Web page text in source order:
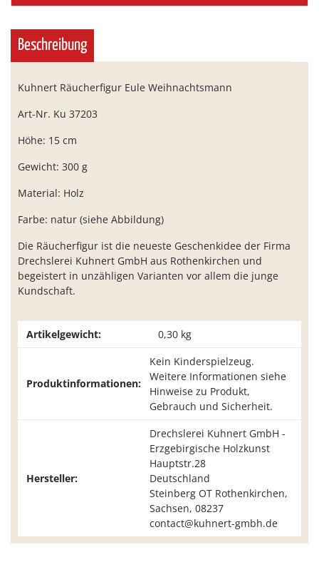
Beschreibung
Kuhnert Räucherfigur Eule Weihnachtsmann
Art-Nr. Ku 37203
Höhe: 15 cm
Gewicht: 300 g
Material: Holz
Farbe: natur (siehe Abbildung)
Die Räucherfigur ist die neueste Geschenkidee der Firma
Drechslerei Kuhnert GmbH aus Rothenkirchen und
begeistert in unzähligen Varianten vor allem die junge
Kundschaft.
Artikelgewicht: 0,30 kg
Produktinformationen:
Kein Kinderspielzeug.
Weitere Informationen siehe
Hinweise zu Produkt,
Gebrauch und Sicherheit.
Hersteller:
Drechslerei Kuhnert GmbH -
Erzgebirgische Holzkunst
Hauptstr.28
Deutschland
Steinberg OT Rothenkirchen,
Sachsen, 08237
contact@kuhnert-gmbh.de